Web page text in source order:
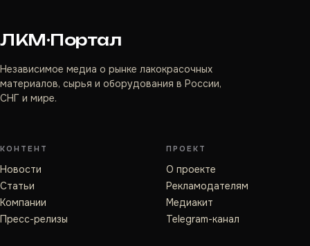
ЛКМ·Портал
Независимое медиа о рынке лакокрасочных
материалов, сырья и оборудования в России,
СНГ и мире.
КОНТЕНТ
Новости
Статьи
Компании
Пресс-релизы
ПРОЕКТ
О проекте
Рекламодателям
Медиакит
Telegram-канал